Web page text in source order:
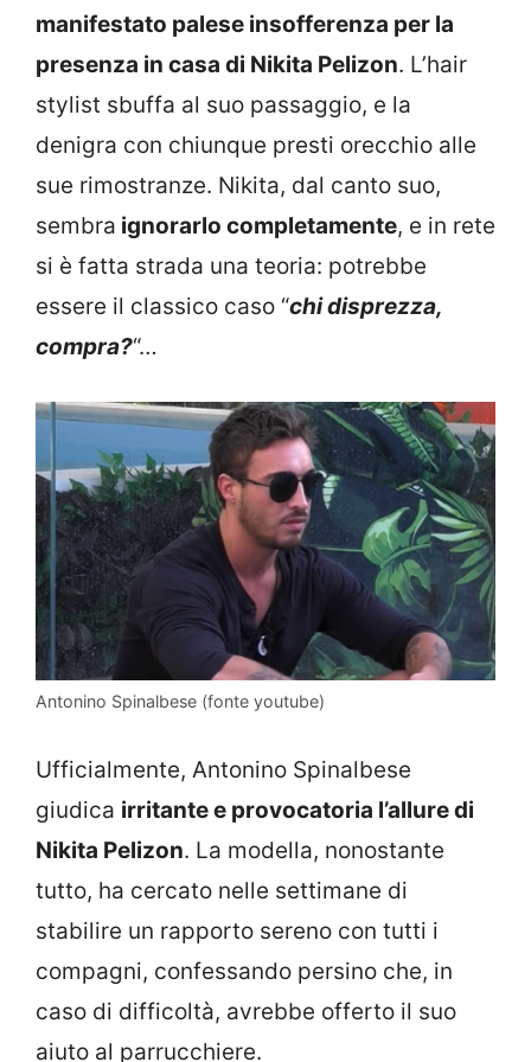
manifestato palese insofferenza per la
presenza in casa di Nikita Pelizon. L’hair
stylist sbuffa al suo passaggio, e la
denigra con chiunque presti orecchio alle
sue rimostranze. Nikita, dal canto suo,
sembra ignorarlo completamente, e in rete
si è fatta strada una teoria: potrebbe
essere il classico caso “chi disprezza,
compra?“…
Antonino Spinalbese (fonte youtube)
Ufficialmente, Antonino Spinalbese
giudica irritante e provocatoria l’allure di
Nikita Pelizon. La modella, nonostante
tutto, ha cercato nelle settimane di
stabilire un rapporto sereno con tutti i
compagni, confessando persino che, in
caso di difficoltà, avrebbe offerto il suo
aiuto al parrucchiere.